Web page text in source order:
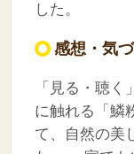
した。
感想・気
「見る・聴
に触れる「鱗
て、自然の美